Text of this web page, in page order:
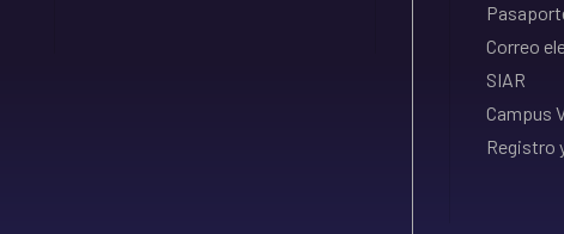
Correo
SIAR
Campus
Registro